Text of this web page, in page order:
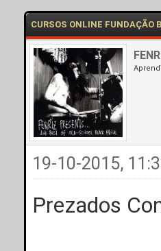
CURSOS ONLINE FUNDAÇÃO
19-10-2015,
Prezados